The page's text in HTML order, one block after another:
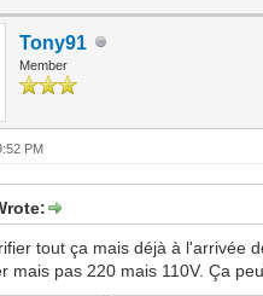
Tony91
Member
PM
tout ça mais déjà à l'arrivée
mais pas 220 mais 110V. Ça